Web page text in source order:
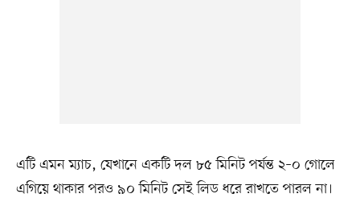
এটি এমন ম্যাচ, যেখানে একটি দল ৮৫ মিনিট পর্যন্ত ২–০ গোলে
এগিয়ে থাকার পরও ৯০ মিনিট সেই লিড ধরে রাখতে পারল না।